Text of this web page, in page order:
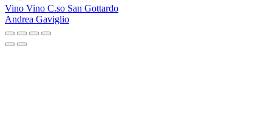
Vino Vino C.so San Gottardo
Andrea Gaviglio